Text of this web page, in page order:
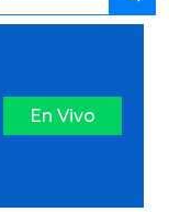
En Vivo